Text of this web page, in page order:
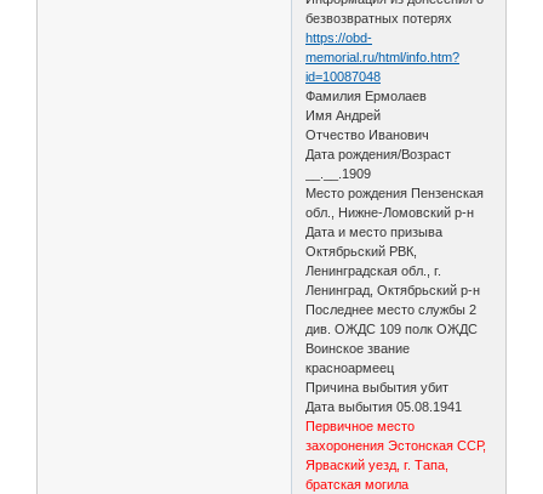
безвозвратных потерях
https://obd-
memorial.ru/html/info.htm?
id=10087048
Фамилия Ермолаев
Имя Андрей
Отчество Иванович
Дата рождения/Возраст
__.__.1909
Место рождения Пензенская
обл., Нижне-Ломовский р-н
Дата и место призыва
Октябрьский РВК,
Ленинградская обл., г.
Ленинград, Октябрьский р-н
Последнее место службы 2
див. ОЖДС 109 полк ОЖДС
Воинское звание
красноармеец
Причина выбытия убит
Дата выбытия 05.08.1941
Первичное место
захоронения Эстонская ССР,
Ярваский уезд, г. Тапа,
братская могила